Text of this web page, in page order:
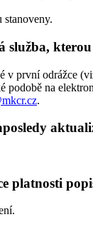
stanoveny.
služba,
v první odrážce
podobě na
.
platnosti